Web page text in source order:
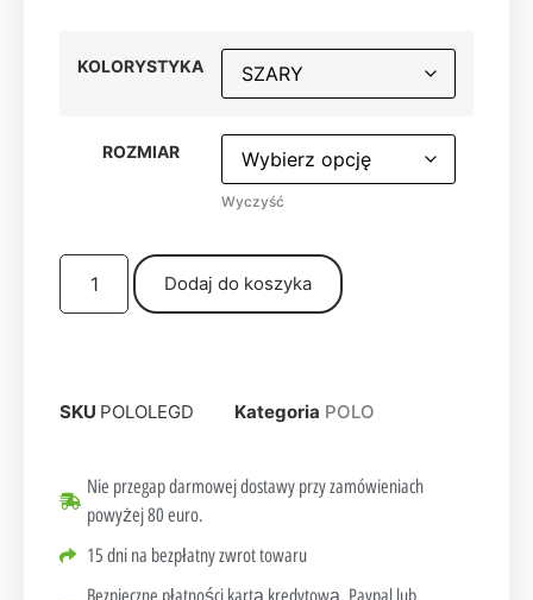
KOLORYSTYKA
ROZMIAR
Wyczyść
Dodaj do koszyka
SKU POLOLEGD Kategoria POLO
Nie przegap darmowej dostawy przy zamówieniach
powyżej 80 euro.
15 dni na bezpłatny zwrot towaru
Bezpieczne płatności kartą kredytową, Paypal lub